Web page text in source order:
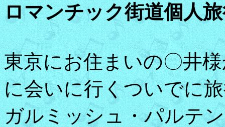
ロマンチック街道個人
東京にお住まいの〇井
に会いに行くついでに
ガルミッシュ・パルテ